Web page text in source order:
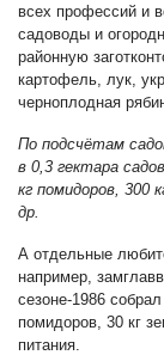
всех профессий и
садоводы и
районную
картофель, лук,
черноплодная
По подсчётам
в 0,3 гектара
кг помидоров, 300
др.
А отдельные
например,
сезоне-1986
помидоров, 30 кг
питания.